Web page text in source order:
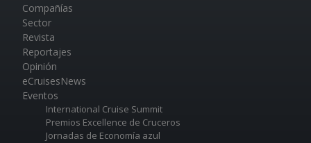
Compañías
Sector
Revista
Reportajes
Opinión
eCruisesNews
Eventos
International Cruise Summit
Premios Excellence de Cruceros
Jornadas de Economía azul